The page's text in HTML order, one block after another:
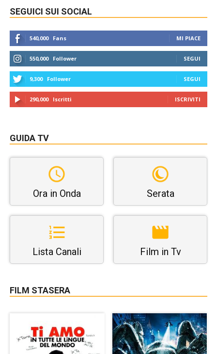
SEGUICI SUI SOCIAL
540,000 Fans MI PIACE
550,000 Follower SEGUI
9,300 Follower SEGUI
290,000 Iscritti ISCRIVITI
GUIDA TV
Ora in Onda Serata
Lista Canali Film in Tv
FILM STASERA